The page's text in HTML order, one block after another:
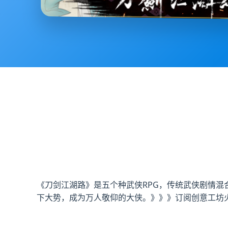
《刀剑江湖路》是五个种武侠RPG，传统武侠剧情
下大势，成为万人敬仰的大侠。》》》订阅创意工